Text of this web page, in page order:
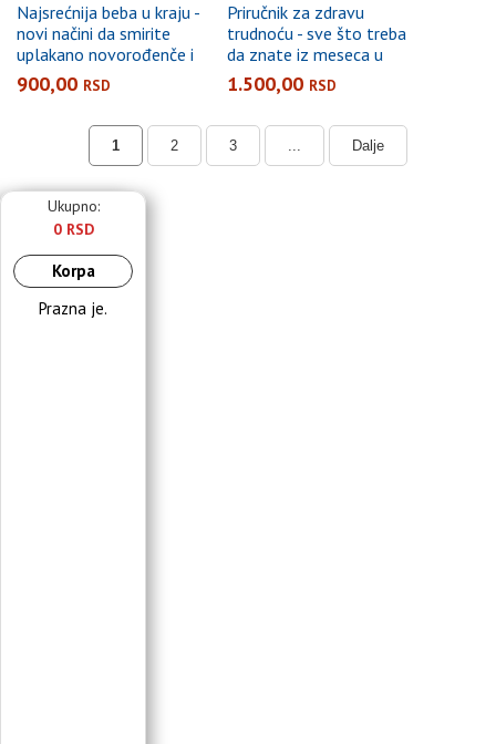
Najsrećnija beba u kraju -
novi načini da smirite
uplakano novorođenče i
pomognete mu da spava
duže
900,00 RSD
Priručnik za zdravu
trudnoću - sve što treba
da znate iz meseca u
mesec
1.500,00 RSD
1 2 3 Dalje
Ukupno:
0 RSD
Korpa
Prazna je.